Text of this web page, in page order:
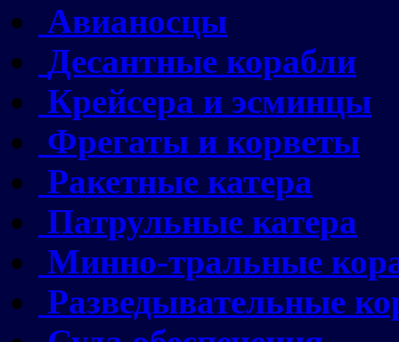
Авианосцы
Десантные корабли
Крейсера и эсминцы
Фрегаты и корветы
Ракетные катера
Патрульные катера
Минно-тральные
Разведывательные